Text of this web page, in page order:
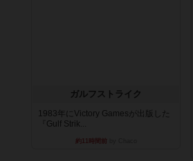
ガルフストライク
1983年にVictory Gamesが出版した
『Gulf Strik...
約11時間前